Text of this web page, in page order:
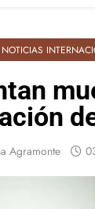
NOTICIAS
Agramonte